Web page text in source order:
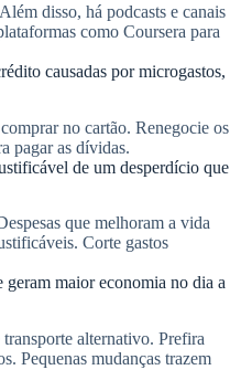
disso, há podcasts e canais
como Coursera para
causadas por microgastos,
no cartão. Renegocie os
pagar as dívidas.
de um desperdício que
que melhoram a vida
Corte gastos
geram maior economia no dia a
alternativo. Prefira
Pequenas mudanças trazem